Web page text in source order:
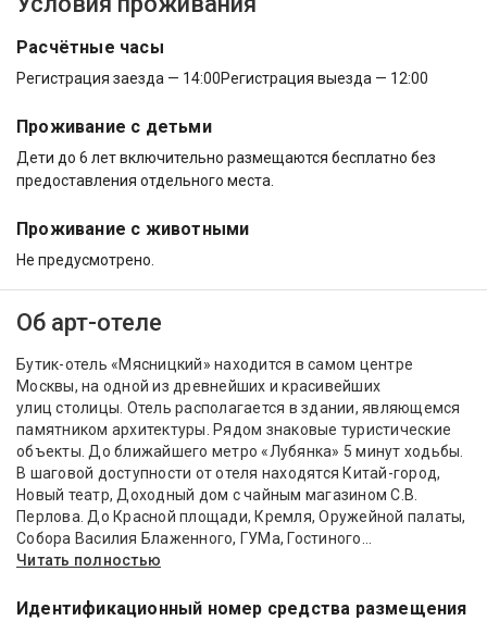
Расчётные часы
Регистрация заезда — 14:00Регистрация выезда — 12:00
Проживание с детьми
Дети до 6 лет включительно размещаются бесплатно без
предоставления отдельного места.
Проживание с животными
Не предусмотрено.
Об арт-отеле
Бутик-отель «Мясницкий» находится в самом центре
Москвы, на одной из древнейших и красивейших
улиц столицы. Отель располагается в здании, являющемся
памятником архитектуры. Рядом знаковые туристические
объекты. До ближайшего метро «Лубянка» 5 минут ходьбы.
В шаговой доступности от отеля находятся Китай-город,
Новый театр, Доходный дом с чайным магазином С.В.
Перлова. До Красной площади, Кремля, Оружейной палаты,
Собора Василия Блаженного, ГУМа, Гостиного...
Читать полностью
Идентификационный номер средства размещения